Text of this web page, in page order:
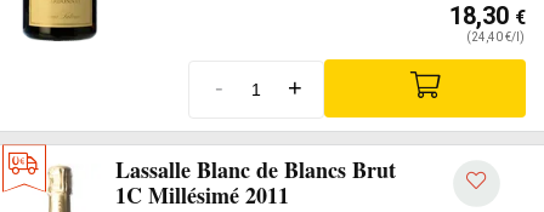
18,30 €
(24,40 €/l)
- +
Lassalle Blanc de Blancs Brut
1C Millésimé 2011